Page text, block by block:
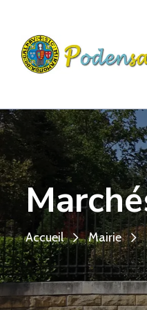
Accueil Mairie